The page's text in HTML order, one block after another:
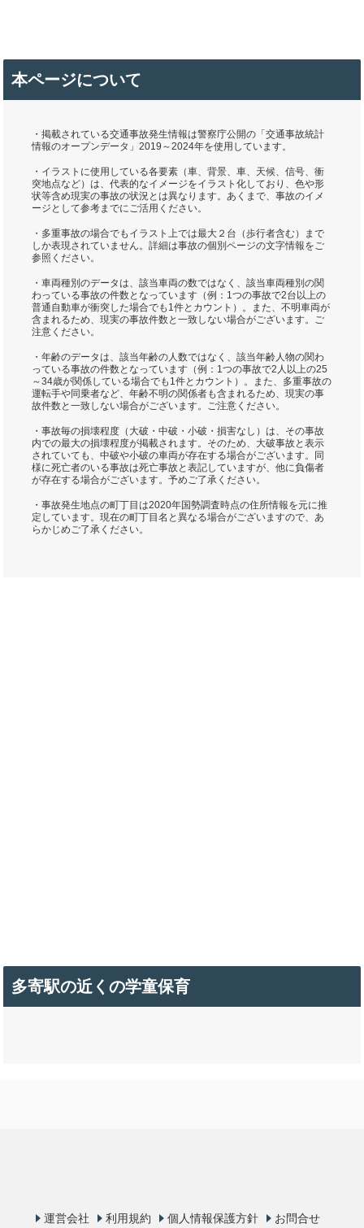
本ページについて
・掲載されている交通事故発生情報は警察庁公開の「交通事故統計
情報のオープンデータ」2019～2024年を使用しています。
・イラストに使用している各要素（車、背景、車、天候、信号、衝
突地点など）は、代表的なイメージをイラスト化しており、色や形
状等含め現実の事故の状況とは異なります。あくまで、事故のイメ
ージとして参考までにご活用ください。
・多重事故の場合でもイラスト上では最大２台（歩行者含む）まで
しか表現されていません。詳細は事故の個別ページの文字情報をご
参照ください。
・車両種別のデータは、該当車両の数ではなく、該当車両種別の関
わっている事故の件数となっています（例：1つの事故で2台以上の
普通自動車が衝突した場合でも1件とカウント）。また、不明車両が
含まれるため、現実の事故件数と一致しない場合がございます。ご
注意ください。
・年齢のデータは、該当年齢の人数ではなく、該当年齢人物の関わ
っている事故の件数となっています（例：1つの事故で2人以上の25
～34歳が関係している場合でも1件とカウント）。また、多重事故の
運転手や同乗者など、年齢不明の関係者も含まれるため、現実の事
故件数と一致しない場合がございます。ご注意ください。
・事故毎の損壊程度（大破・中破・小破・損害なし）は、その事故
内での最大の損壊程度が掲載されます。そのため、大破事故と表示
されていても、中破や小破の車両が存在する場合がございます。同
様に死亡者のいる事故は死亡事故と表記していますが、他に負傷者
が存在する場合がございます。予めご了承ください。
・事故発生地点の町丁目は2020年国勢調査時点の住所情報を元に推
定しています。現在の町丁目名と異なる場合がございますので、あ
らかじめご了承ください。
多寄駅の近くの学童保育
運営会社 利用規約 個人情報保護方針 お問合せ